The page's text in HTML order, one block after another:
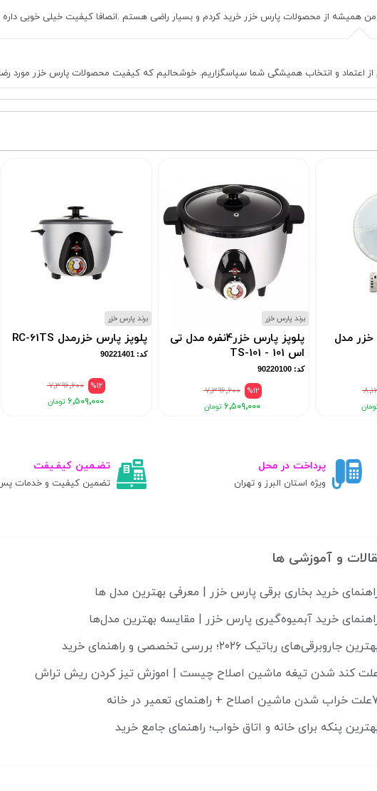
همیشه از محصولات پارس خزر خرید کردم و بسیار راضی هستم .انصافا کیفیت خیلی خوبی
از اعتماد و انتخاب همیشگی شما سپاسگزاریم. خوشحالیم که کیفیت محصولات پارس خزر مورد
خزر مدل
برند پارس خزر
پلوپز پارس خزر4نفره مدل تی
اس 101 - TS-101
کد: 90220100
%12 ۷٬۳۹۶٬۶۰۰
۶٬۵۰۹٬۰۰۰
برند پارس خزر
پلوپز پارس خزرمدل RC-61TS
کد: 90221401
%12 ۷٬۳۹۶٬۶۰۰
۶٬۵۰۹٬۰۰۰
پرداخت در محل
ویژه استان البرز و تهران
تضـمین کیفـیفت
تضمین کیفیت و خدمات
و آموزشی ها
خرید بخاری برقی پارس خزر | معرفی بهترین مدل ها
خرید آبمیوه‌گیری پارس خزر | مقایسه بهترین مدل‌ها
جاروبرقی‌های رباتیک ۲۰۲۶؛ بررسی تخصصی و راهنمای خرید
کند شدن تیغه ماشین اصلاح چیست | اموزش تیز کردن ریش تراش
تعمیر در خانه
پنکه برای خانه و اتاق خواب؛ راهنمای جامع خرید